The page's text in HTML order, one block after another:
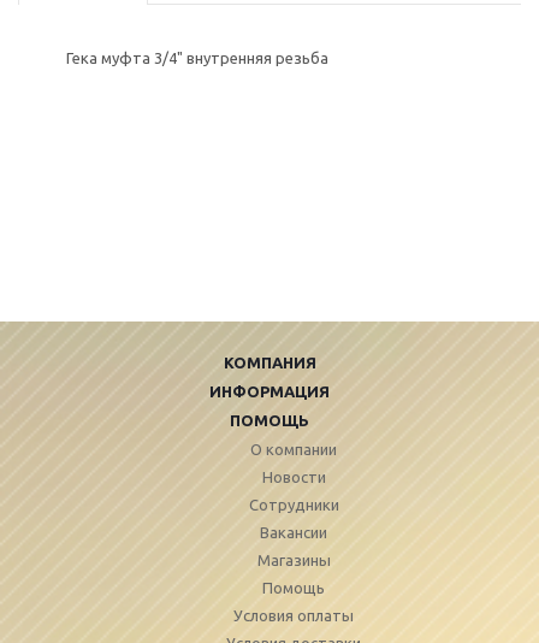
Гека муфта 3/4" внутренняя резьба
КОМПАНИЯ
ИНФОРМАЦИЯ
ПОМОЩЬ
О компании
Новости
Сотрудники
Вакансии
Магазины
Помощь
Условия оплаты